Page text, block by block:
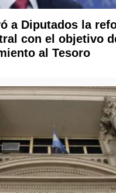
a Diputados la
con el objetivo
al Tesoro